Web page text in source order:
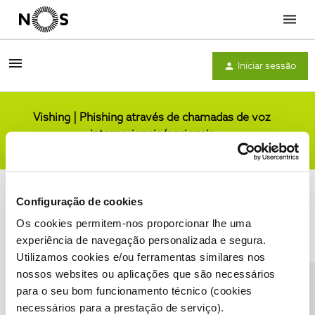
Configuração de cookies
Os cookies permitem-nos proporcionar lhe uma
experiência de navegação personalizada e segura.
Utilizamos cookies e/ou ferramentas similares nos
nossos websites ou aplicações que são necessários
para o seu bom funcionamento técnico (cookies
necessários para a prestação de serviço).
Menu
Iniciar sessão
Vishing | Phishing através de chamadas de voz
internacionais/nacionais
Condições do Fórum NOS Accessibility statement